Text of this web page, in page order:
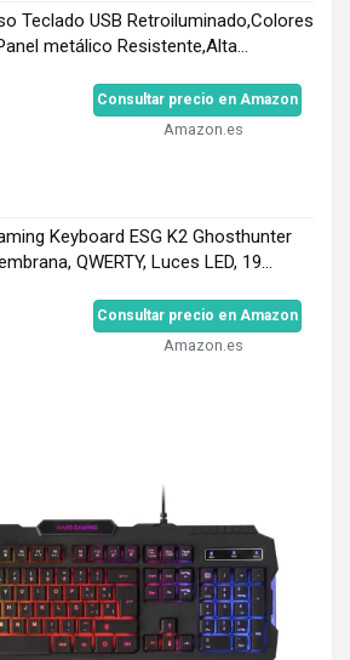
Teclado USB Retroiluminado,Colores
metálico Resistente,Alta...
Consultar precio en Amazon
Amazon.es
Keyboard ESG K2 Ghosthunter
QWERTY, Luces LED, 19...
Consultar precio en Amazon
Amazon.es